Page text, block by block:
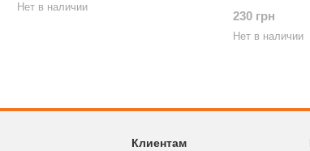
Нет в наличии
230 грн
Нет в наличии
Клиентам